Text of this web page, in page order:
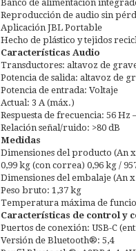
Banco de alimentación
Reproducción de audio sin
Aplicación JBL Portable
Hecho de plástico y tejidos
Características Audio
Transductores: altavoz de
Potencia de salida: altavoz de
Potencia de entrada: Voltaje
Actual: 3 A (máx.)
Respuesta de frecuencia: 56 Hz
Relación señal/ruido: >80 dB
Medidas
Dimensiones del producto (An
0,99 kg (con correa) 0,96 kg /
Dimensiones del embalaje (An
Peso bruto: 1,37 kg
Temperatura máxima de
Características de control y
Puertos de conexión: USB-C
Versión de Bluetooth®: 5,4